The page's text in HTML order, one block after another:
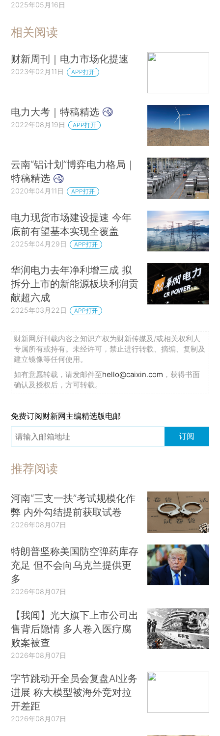
2025年05月16日
相关阅读
财新周刊｜电力市场化提速
2023年02月11日 APP打开
电力大考｜特稿精选
2022年08月19日 APP打开
云南“铝计划”博弈电力格局｜
特稿精选
2020年04月11日 APP打开
电力现货市场建设提速 今年
底前有望基本实现全覆盖
2025年04月29日 APP打开
华润电力去年净利增三成 拟
拆分上市的新能源板块利润贡
献超六成
2025年03月22日 APP打开
财新网所刊载内容之知识产权为财新传媒及/或相关权利人
专属所有或持有。未经许可，禁止进行转载、摘编、复制及
建立镜像等任何使用。
如有意愿转载，请发邮件至hello@caixin.com ，获得书面
确认及授权后，方可转载。
免费订阅财新网主编精选版电邮
订阅
推荐阅读
河南“三支一扶”考试规模化作
弊 内外勾结提前获取试卷
2026年08月07日
特朗普坚称美国防空弹药库存
充足 但不会向乌克兰提供更
多
2026年08月07日
【我闻】光大旗下上市公司出
售背后隐情 多人卷入医疗腐
败案被查
2026年08月07日
字节跳动开全员会复盘AI业务
进展 称大模型被海外竞对拉
开差距
2026年08月07日